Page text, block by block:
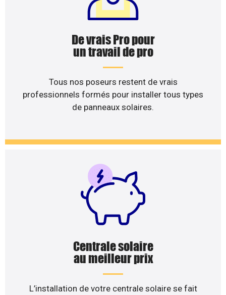
De vrais Pro pour
un travail de pro
Tous nos poseurs restent de vrais
professionnels formés pour installer tous types
de panneaux solaires.
Centrale solaire
au meilleur prix
L’installation de votre centrale solaire se fait